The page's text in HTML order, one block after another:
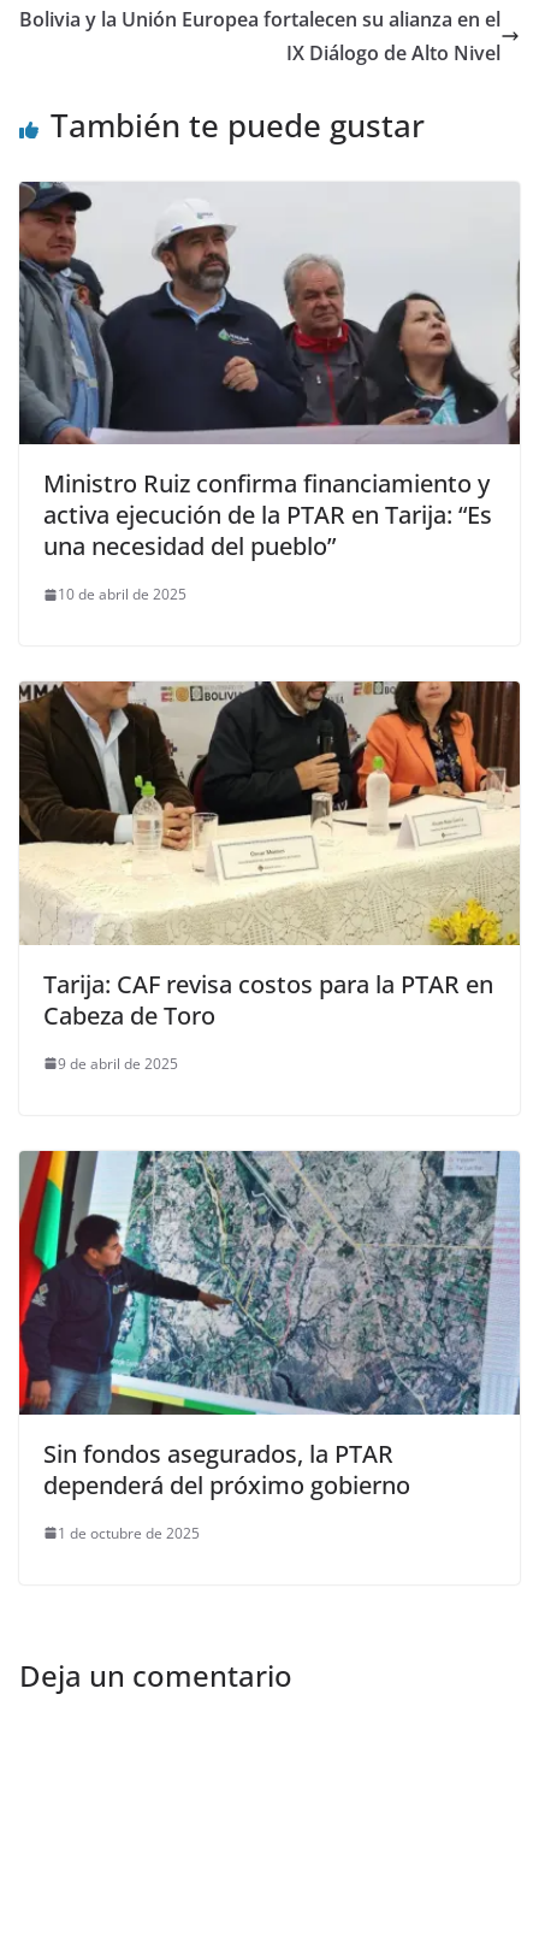
Bolivia y la Unión Europea fortalecen su alianza en el
IX Diálogo de Alto Nivel
También te puede gustar
Ministro Ruiz confirma financiamiento y
activa ejecución de la PTAR en Tarija: “Es
una necesidad del pueblo”
10 de abril de 2025
Tarija: CAF revisa costos para la PTAR en
Cabeza de Toro
9 de abril de 2025
Sin fondos asegurados, la PTAR
dependerá del próximo gobierno
1 de octubre de 2025
Deja un comentario